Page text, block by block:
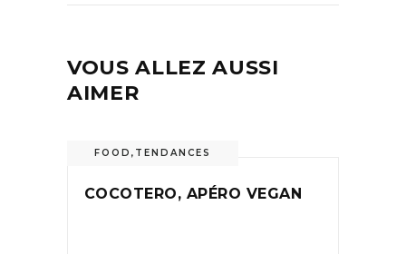
VOUS ALLEZ AUSSI
AIMER
FOOD , TENDANCES
COCOTERO, APÉRO VEGAN